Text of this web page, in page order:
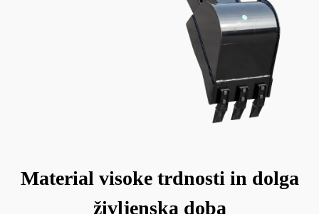
Material visoke trdnosti in dolga
življenska doba